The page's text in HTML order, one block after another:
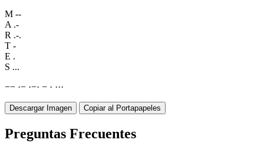
M --
A .-
R .-.
T -
E .
S ...
−− ·− ·−· − · ···
Descargar Imagen Copiar al Portapapeles
Preguntas Frecuentes